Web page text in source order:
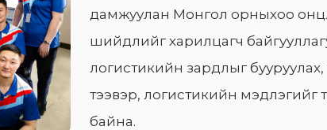
дамжуулан Монгол орныхоо
шийдлийг харилцагч
логистикийн зардлыг
тээвэр, логистикийн мэдлэгийг
байна.